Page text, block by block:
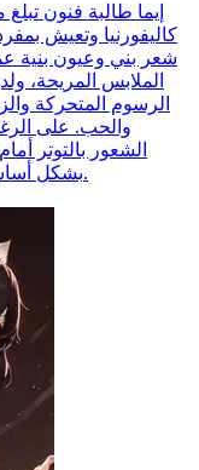
شعر بني وعيون بنية
الملابس المريحة،
الرسوم المتحركة
والحب. على
الشعور بالتوتر
بشكل أساسي إيجاد طريقة للخروج من عالمها الخيالي.